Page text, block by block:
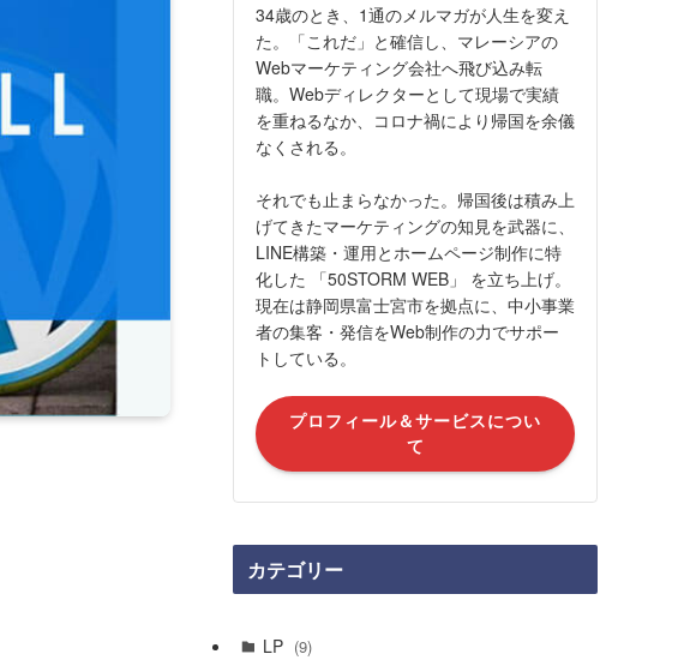
34歳のとき、1通のメルマガが人生を変え
た。「これだ」と確信し、マレーシアの
Webマーケティング会社へ飛び込み転
職。Webディレクターとして現場で実績
を重ねるなか、コロナ禍により帰国を余儀
なくされる。
それでも止まらなかった。帰国後は積み上
げてきたマーケティングの知見を武器に、
LINE構築・運用とホームページ制作に特
化した 「50STORM WEB」 を立ち上げ。
現在は静岡県富士宮市を拠点に、中小事業
者の集客・発信をWeb制作の力でサポー
トしている。
プロフィール＆サービスについ
て
カテゴリー
LP (9)